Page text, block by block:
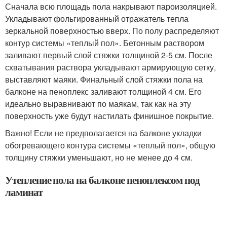
Сначала всю площадь пола накрывают пароизоляцией.
Укладывают фольгированный отражатель тепла
зеркальной поверхностью вверх. По полу распределяют
контур системы «теплый пол». Бетонным раствором
заливают первый слой стяжки толщиной 2-5 см. После
схватывания раствора укладывают армирующую сетку,
выставляют маяки. Финальный слой стяжки пола на
балконе на пеноплекс заливают толщиной 4 см. Его
идеально выравнивают по маякам, так как на эту
поверхность уже будут настилать финишное покрытие.
Важно! Если не предполагается на балконе укладки
обогревающего контура системы «теплый пол», общую
толщину стяжки уменьшают, но не менее до 4 см.
Утепление пола на балконе пеноплексом под
ламинат